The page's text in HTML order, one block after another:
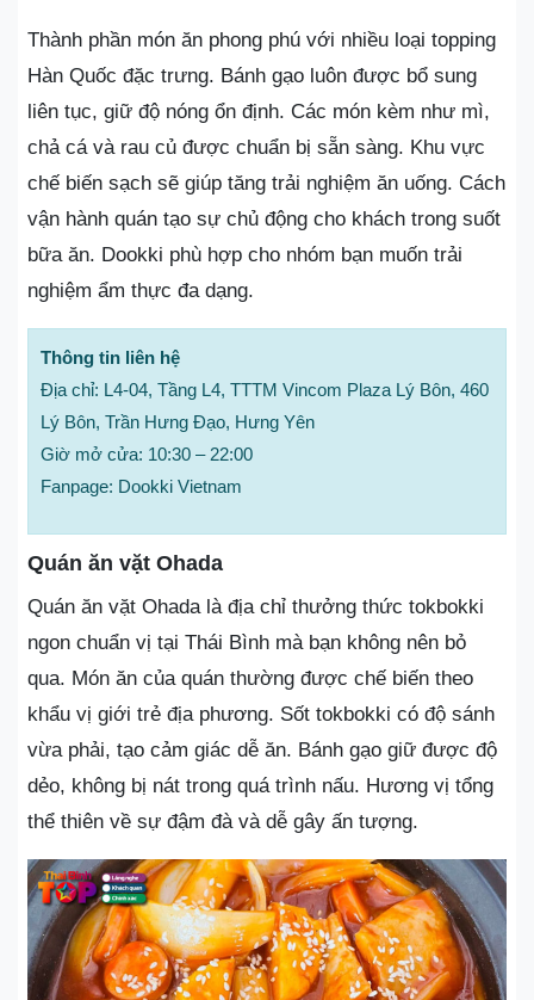
Thành phần món ăn phong phú với nhiều loại topping
Hàn Quốc đặc trưng. Bánh gạo luôn được bổ sung
liên tục, giữ độ nóng ổn định. Các món kèm như mì,
chả cá và rau củ được chuẩn bị sẵn sàng. Khu vực
chế biến sạch sẽ giúp tăng trải nghiệm ăn uống. Cách
vận hành quán tạo sự chủ động cho khách trong suốt
bữa ăn. Dookki phù hợp cho nhóm bạn muốn trải
nghiệm ẩm thực đa dạng.
Thông tin liên hệ
Địa chỉ: L4-04, Tầng L4, TTTM Vincom Plaza Lý Bôn, 460
Lý Bôn, Trần Hưng Đạo, Hưng Yên
Giờ mở cửa: 10:30 – 22:00
Fanpage: Dookki Vietnam
Quán ăn vặt Ohada
Quán ăn vặt Ohada là địa chỉ thưởng thức tokbokki
ngon chuẩn vị tại Thái Bình mà bạn không nên bỏ
qua. Món ăn của quán thường được chế biến theo
khẩu vị giới trẻ địa phương. Sốt tokbokki có độ sánh
vừa phải, tạo cảm giác dễ ăn. Bánh gạo giữ được độ
dẻo, không bị nát trong quá trình nấu. Hương vị tổng
thể thiên về sự đậm đà và dễ gây ấn tượng.